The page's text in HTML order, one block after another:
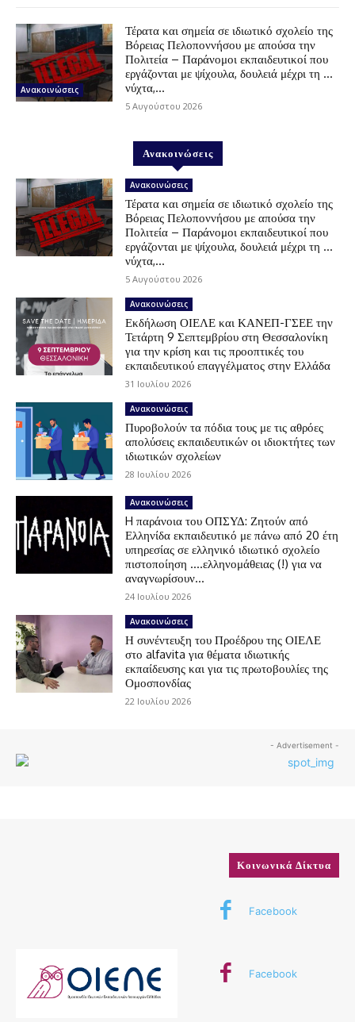
Ανακοινώσεις
Τέρατα και σημεία σε ιδιωτικό σχολείο της
Βόρειας Πελοποννήσου με απούσα την
Πολιτεία – Παράνομοι εκπαιδευτικοί που
εργάζονται με ψίχουλα, δουλειά μέχρι τη …
νύχτα,...
5 Αυγούστου 2026
Ανακοινώσεις
Ανακοινώσεις
Τέρατα και σημεία σε ιδιωτικό σχολείο της
Βόρειας Πελοποννήσου με απούσα την
Πολιτεία – Παράνομοι εκπαιδευτικοί που
εργάζονται με ψίχουλα, δουλειά μέχρι τη …
νύχτα,...
5 Αυγούστου 2026
Ανακοινώσεις
Εκδήλωση ΟΙΕΛΕ και ΚΑΝΕΠ-ΓΣΕΕ την
Τετάρτη 9 Σεπτεμβρίου στη Θεσσαλονίκη
για την κρίση και τις προοπτικές του
εκπαιδευτικού επαγγέλματος στην Ελλάδα
31 Ιουλίου 2026
Ανακοινώσεις
Πυροβολούν τα πόδια τους με τις αθρόες
απολύσεις εκπαιδευτικών οι ιδιοκτήτες των
ιδιωτικών σχολείων
28 Ιουλίου 2026
Ανακοινώσεις
H παράνοια του ΟΠΣΥΔ: Ζητούν από
Ελληνίδα εκπαιδευτικό με πάνω από 20 έτη
υπηρεσίας σε ελληνικό ιδιωτικό σχολείο
πιστοποίηση ….ελληνομάθειας (!) για να
αναγνωρίσουν...
24 Ιουλίου 2026
Ανακοινώσεις
Η συνέντευξη του Προέδρου της ΟΙΕΛΕ
στο alfavita για θέματα ιδιωτικής
εκπαίδευσης και για τις πρωτοβουλίες της
Ομοσπονδίας
22 Ιουλίου 2026
- Advertisement -
Κοινωνικά Δίκτυα
Facebook
Facebook